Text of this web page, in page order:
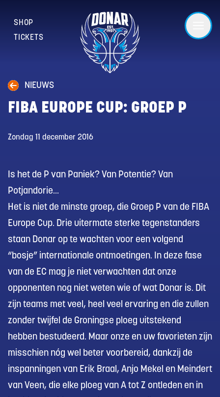
SHOP
TICKETS
NIEUWS
FIBA EUROPE CUP: GROEP P
Zondag 11 december 2016
Is het de P van Paniek? Van Potentie? Van
Potjandorie…
Het is niet de minste groep, die Groep P van de FIBA
Europe Cup. Drie uitermate sterke tegenstanders
staan Donar op te wachten voor een volgend
“bosje” internationale ontmoetingen. In deze fase
van de EC mag je niet verwachten dat onze
opponenten nog niet weten wie of wat Donar is. Dit
zijn teams met veel, heel veel ervaring en die zullen
zonder twijfel de Groningse ploeg uitstekend
hebben bestudeerd. Maar onze en uw favorieten zijn
misschien nóg wel beter voorbereid, dankzij de
inspanningen van Erik Braal, Anjo Mekel en Meindert
van Veen, die elke ploeg van A tot Z ontleden en in